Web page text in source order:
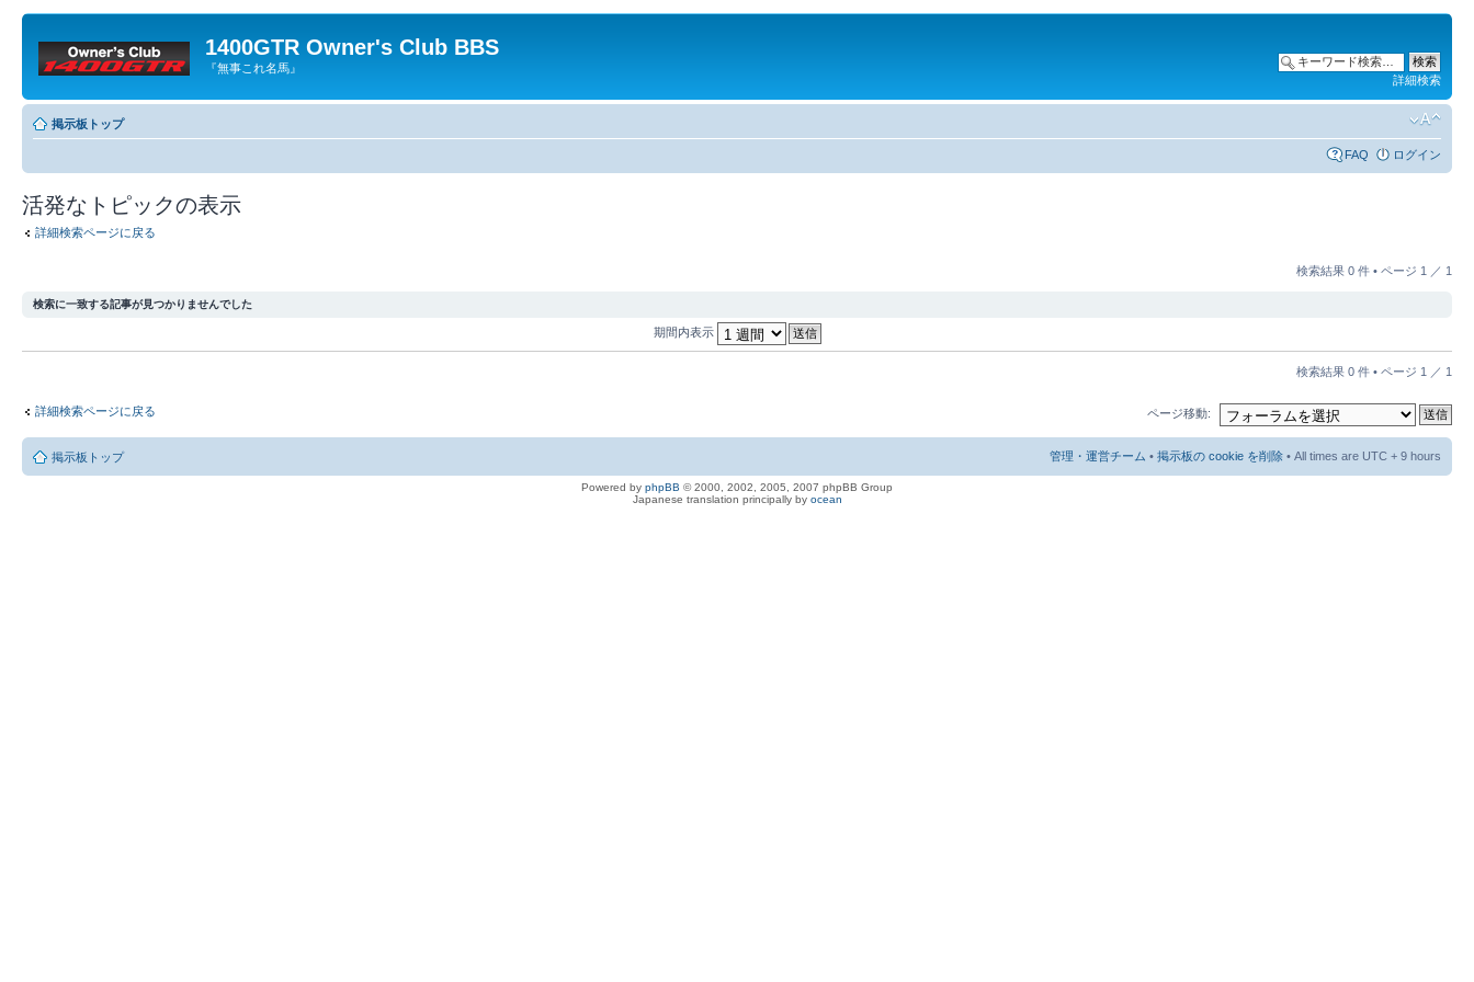
1400GTR Owner's Club BBS
『無事これ名馬』
詳細検索
掲示板トップ
FAQ ログイン
活発なトピックの表示
詳細検索ページに戻る
検索結果 0 件 • ページ 1 ／ 1
検索に一致する記事が見つかりませんでした
期間内表示
検索結果 0 件 • ページ 1 ／ 1
詳細検索ページに戻る ページ移動:
掲示板トップ 管理・運営チーム • 掲示板の cookie を削除 • All times are UTC + 9 hours
Powered by phpBB © 2000, 2002, 2005, 2007 phpBB Group
Japanese translation principally by ocean